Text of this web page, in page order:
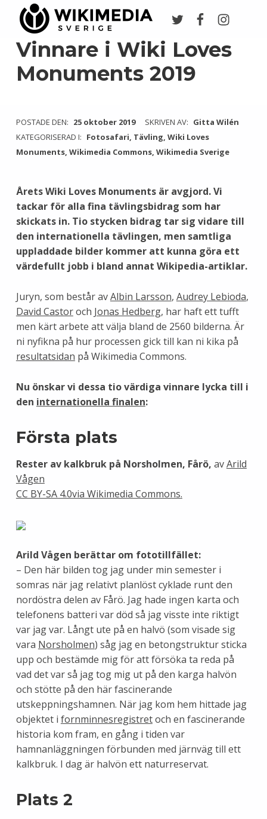
Vinnare i Wiki Loves
Monuments 2019
POSTADE DEN: 25 oktober 2019 SKRIVEN AV: Gitta Wilén
KATEGORISERAD I: Fotosafari, Tävling, Wiki Loves
Monuments, Wikimedia Commons, Wikimedia Sverige
Årets Wiki Loves Monuments är avgjord. Vi
tackar för alla fina tävlingsbidrag som har
skickats in. Tio stycken bidrag tar sig vidare till
den internationella tävlingen, men samtliga
uppladdade bilder kommer att kunna göra ett
värdefullt jobb i bland annat Wikipedia-artiklar.
Juryn, som består avAlbin Larsson, Audrey Lebioda,
David Castoroch Jonas Hedberg, har haft ett tufft
men kärt arbete att välja bland de 2560 bilderna. Är
ni nyfikna på hur processen gick till kan ni kika på
resultatsidan på Wikimedia Commons.
Nu önskar vi dessa tio värdiga vinnare lycka till i
den internationella finalen:
Första plats
Rester av kalkbruk på Norsholmen, Fårö, avArild
Vågen
CC BY-SA 4.0via Wikimedia Commons.
Arild Vågen berättar om fototillfället:
– Den här bilden tog jag under min semester i
somras när jag relativt planlöst cyklade runt den
nordöstra delen av Fårö. Jag hade ingen karta och
telefonens batteri var död så jag visste inte riktigt
var jag var. Långt ute på en halvö (som visade sig
vara Norsholmen) såg jag en betongstruktur sticka
upp och bestämde mig för att försöka ta reda på
vad det var så jag tog mig ut på den karga halvön
och stötte på den här fascinerande
utskeppningshamnen. När jag kom hem hittade jag
objektet i fornminnesregistretoch en fascinerande
historia kom fram, en gång i tiden var
hamnanläggningen förbunden med järnväg till ett
kalkbruk. I dag är halvön ett naturreservat.
Plats 2